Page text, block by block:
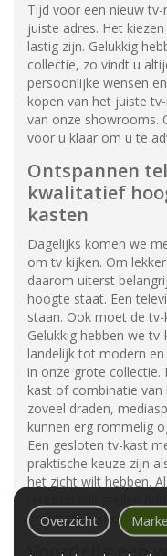
Tijd voor een nieuw
juiste adres. Het
lastig zijn. Gelukkig
collectie, zo vindt u
persoonlijke wensen
kopen van het juiste
van onze showrooms.
voor u klaar om u te
Ontspannen
kwalitatief
kasten
Dagelijks komen we
om tv kijken. Om
daarom uiterst
hoogte staat. Een
staan. Ook moet de
Gelukkig hebben we
landelijk tot modern
in onze grote collectie.
kast of combinatie van
zoveel draden,
kunnen erg rommelig
Een gesloten tv-kast
praktische keuze zijn
het zicht wilt hebben.
gesloten elementen
Voordelig een
Overzicht